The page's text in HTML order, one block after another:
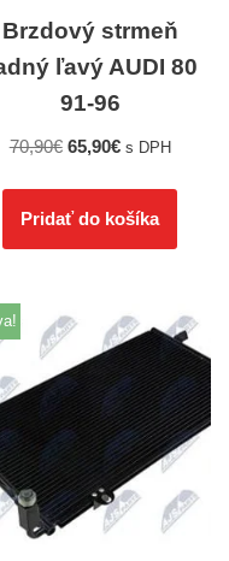
Brzdový strmeň
ľavý AUDI 80
91-96
70,90€ 65,90€ s DPH
Pridať do košíka